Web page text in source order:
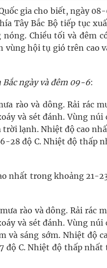
gia cho biết, ngày
Tây Bắc Bộ tiếp tục
Chiều tối và đêm
vùng hội tụ gió trên cao
ngày và đêm 09-6:
rào và dông. Rải rác
và sét đánh. Vùng
trời lạnh. Nhiệt độ cao
28 độ C. Nhiệt độ thấp
nhất trong khoảng 21-
rào và dông. Rải rác
và sét đánh. Vùng
và sáng sớm. Nhiệt độ
độ C. Nhiệt độ thấp